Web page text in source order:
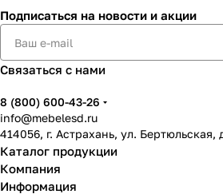
Подписаться на новости и акции
Связаться с нами
8 (800) 600-43-26
info@mebelesd.ru
414056, г. Астрахань, ул. Бертюльская,
Каталог продукции
Компания
Информация